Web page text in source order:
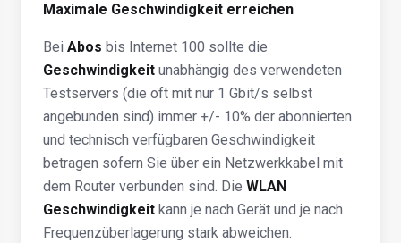
Maximale Geschwindigkeit erreichen
Bei Abos bis Internet 100 sollte die
Geschwindigkeit unabhängig des verwendeten
Testservers (die oft mit nur 1 Gbit/s selbst
angebunden sind) immer +/- 10% der abonnierten
und technisch verfügbaren Geschwindigkeit
betragen sofern Sie über ein Netzwerkkabel mit
dem Router verbunden sind. Die WLAN
Geschwindigkeit kann je nach Gerät und je nach
Frequenzüberlagerung stark abweichen.